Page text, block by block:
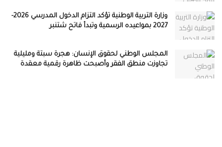
وزارة التربية الوطنية تؤكد التزام الدخول المدرسي 2026-
2027 بمواعيده الرسمية وتبدأ فاتح شتنبر
المجلس الوطني لحقوق الإنسان: هجرة سبتة ومليلية
تجاوزت منطق الفقر وأصبحت ظاهرة رقمية معقدة